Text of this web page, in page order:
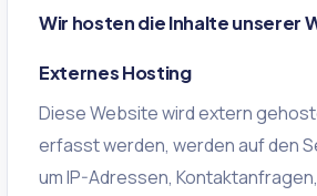
Wir hosten die Inhalte unserer
Externes Hosting
Diese Website wird extern
erfasst werden, werden auf den
um IP-Adressen,